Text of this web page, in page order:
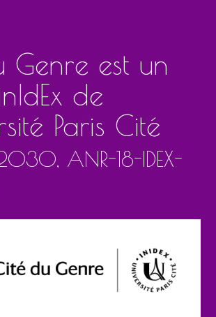
Genre est un
de
Paris Cité
ANR-18-IDEX-